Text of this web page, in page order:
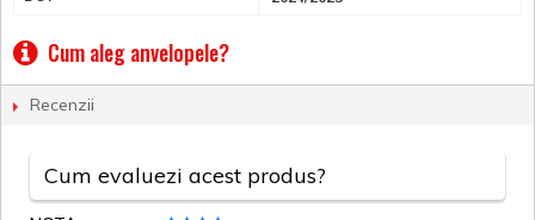
Cum aleg anvelopele?
Recenzii
Cum evaluezi acest produs?